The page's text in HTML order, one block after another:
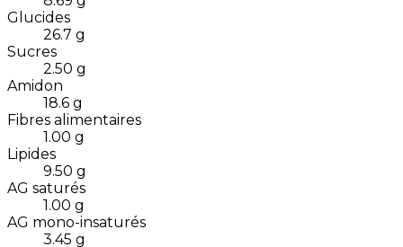
Glucides
26.7 g
Sucres
2.50 g
Amidon
18.6 g
Fibres alimentaires
1.00 g
Lipides
9.50 g
AG saturés
1.00 g
AG mono-insaturés
3.45 g